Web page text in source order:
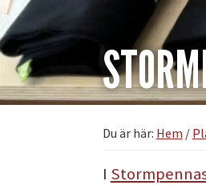
Du är här: Hem /
I